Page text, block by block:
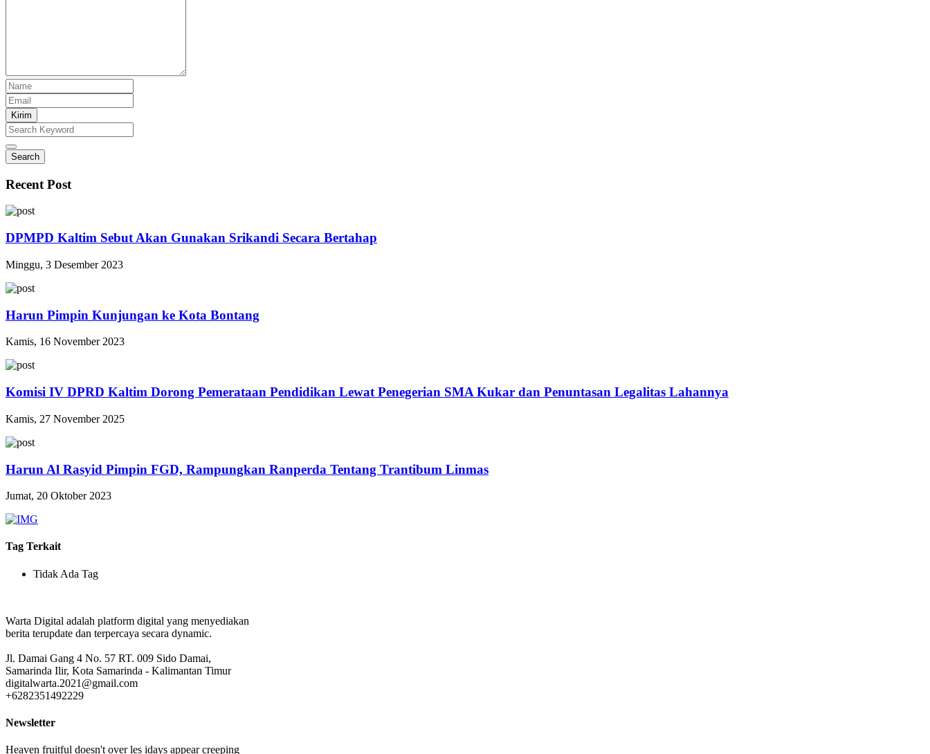
Kirim
Search
Recent Post
DPMPD Kaltim Sebut Akan Gunakan Srikandi Secara Bertahap
Minggu, 3 Desember 2023
Harun Pimpin Kunjungan ke Kota Bontang
Kamis, 16 November 2023
Komisi IV DPRD Kaltim Dorong Pemerataan Pendidikan Lewat Penegerian SMA Kukar dan Penuntasan Legalitas Lahannya
Kamis, 27 November 2025
Harun Al Rasyid Pimpin FGD, Rampungkan Ranperda Tentang Trantibum Linmas
Jumat, 20 Oktober 2023
Tag Terkait
Tidak Ada Tag
Warta Digital adalah platform digital yang menyediakan
berita terupdate dan terpercaya secara dynamic.
Jl. Damai Gang 4 No. 57 RT. 009 Sido Damai,
Samarinda Ilir, Kota Samarinda - Kalimantan Timur
digitalwarta.2021@gmail.com
+6282351492229
Newsletter
Heaven fruitful doesn't over les idays appear creeping